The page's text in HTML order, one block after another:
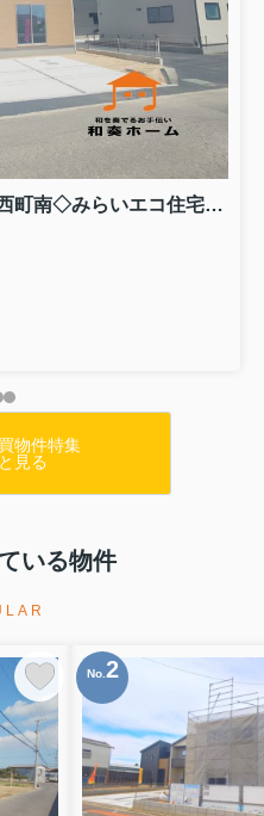
リーブルガーデン丸亀市川西町南◇みらいエコ住宅補助金対象のお得な長期優良住宅です。 ３号棟
物件特集
見る
いる物件
No. 2